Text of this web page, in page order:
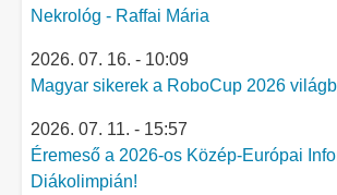
Nekrológ - Raffai Mária
2026. 07. 16. - 10:09
Magyar sikerek a RoboCup 2026
2026. 07. 11. - 15:57
Éremeső a 2026-os Közép-Európai
Diákolimpián!